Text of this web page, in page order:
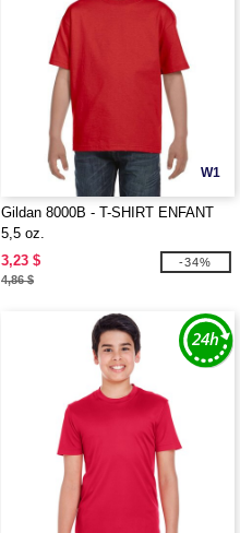
W1
Gildan 8000B - T-SHIRT ENFANT
5,5 oz.
3,23 $
4,86 $
-34%